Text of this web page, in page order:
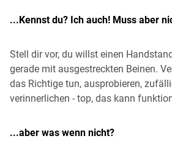
...Kennst du? Ich auch! Muss aber
Stell dir vor, du willst einen
gerade mit ausgestreckten Beinen.
das Richtige tun, ausprobieren,
verinnerlichen - top, das kann
...aber was wenn nicht?